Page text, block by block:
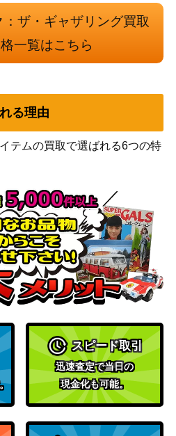
（イニスト
マスター）
、アジャ
（モダンホ
ロ/Uro, Ti
】
（テーロス
還魂記）
ノーン/Ele
エッチ
Wizards
（機械兵団
の進軍）
1,500
】
（基本セッ
ト2020）
Phoenix
（ラヴニカ
のギルド）
1,200
ラフト・
（ストリク
20,000
ザ・ギャザリング買取
一覧はこちら
る理由
テムの買取で選ばれる6つの特
スピード取引
迅速査定で当日の
現金化も可能。